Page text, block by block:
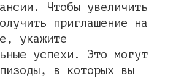
Чтобы увеличить
приглашение на
укажите
успехи. Это могут
в которых вы